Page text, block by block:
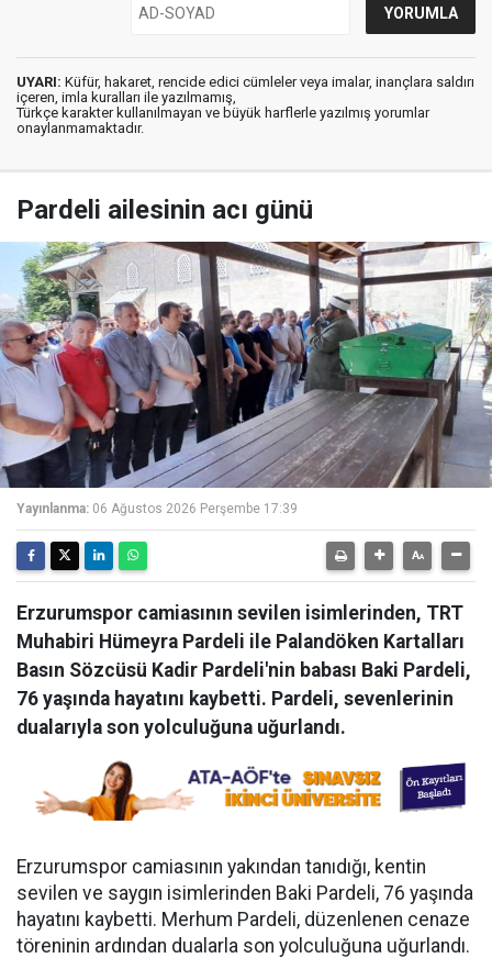
UYARI: Küfür, hakaret, rencide edici cümleler veya imalar, inançlara saldırı
içeren, imla kuralları ile yazılmamış,
Türkçe karakter kullanılmayan ve büyük harflerle yazılmış yorumlar
onaylanmamaktadır.
Pardeli ailesinin acı günü
Yayınlanma: 06 Ağustos 2026 Perşembe 17:39
Erzurumspor camiasının sevilen isimlerinden, TRT
Muhabiri Hümeyra Pardeli ile Palandöken Kartalları
Basın Sözcüsü Kadir Pardeli'nin babası Baki Pardeli,
76 yaşında hayatını kaybetti. Pardeli, sevenlerinin
dualarıyla son yolculuğuna uğurlandı.
Erzurumspor camiasının yakından tanıdığı, kentin
sevilen ve saygın isimlerinden Baki Pardeli, 76 yaşında
hayatını kaybetti. Merhum Pardeli, düzenlenen cenaze
töreninin ardından dualarla son yolculuğuna uğurlandı.